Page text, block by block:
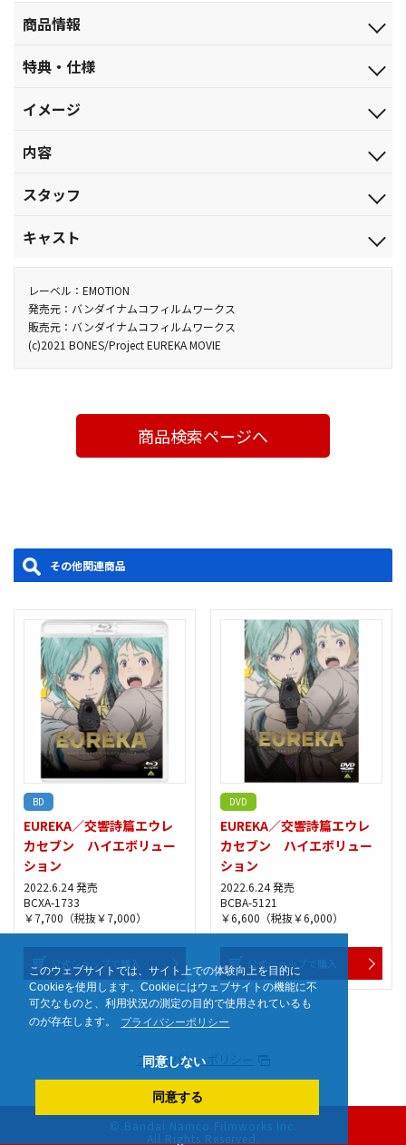
このウェブサイトでは、サイト上での体験向上を目的に
Cookieを使用します。Cookieにはウェブサイトの機能に不
可欠なものと、利用状況の測定の目的で使用されているも
のが存在します。
プライバシーポリシー
同意しない
同意する
商品情報
2022.6.24
ジャンル
劇場公開アニメ
品番
BCXA-1734
税込価格(10%)
￥11,000
税抜価格
カラー／確／251分／本編Disc：123分（本編116分+映像特典7
分）＋特典Disc：128分 本編Disc：DTS-HD Master
Audio(5.1ch)・ﾘﾆｱPCM(ｽﾃﾚｵ)／AVC／BD50G／16:9<1080p High
Definition>／ｽｺｰﾌﾟｻｲｽﾞ／日本語字幕付（ON・OFF可能） 特典
特典・仕様
■特典Disc（Blu-ray）
2021年10月28日に実施された、公開直前イベントの映像を収
出演：京田知己、名塚佳織 、遠藤璃菜 、森 雅紀（MC）
※変態紳士クラブ出演パートは一部未収録になります
2021年11月27日に実施された、舞台挨拶映像を収録！
●スタッフトークイベント映像
2021年12月22日に実施された、物語や世界観についてのスタ
ッフトークベントの映像を収録！
出演：京田知己、野村祐一、森田 繁、宮昌太朗（MC）
●パッケージCM集
遠藤璃菜(アイリス・マッケンジー役)、小清水亜
美(石井・風花・アネモネ役)
小杉十郎太(チャールズ・ビームス役)、久川 綾
(レイ・ビームス役)
■ブックレット（76P）
メインスタッフ&キャストインタビュー、作品解説コラムなど収
■コンテ本(192P)
作中のエウレカとアイリスのヨーロッパ逃避行パートを収録！
■特製ステッカー
映像特典
■特報
■本予告
■CM集
他、仕様
■キャラクターデザイン・奥村正志描き下ろしイラストを使用し
たBOX&ジャケット
イメージ
内容
エウレカが作り上げたスカブコーラル（珊瑚状の情報生命体）
その崩壊とともに、仮想世界の人々がこの地球に姿を現して10
ンアース」を、旧来の地球人類は「ブルーアース」を名乗り、水面
下でさまざまな衝突を繰り返すことになった。そしてグリーンアー
ス軍の高官デューイ・ノヴァクは、自分たちの尊厳を守るため、
仲間とともに決起し、大規模なテロ計画をついに実行へと移す。
この世界を平和に保つために生きる。それがエウレカの選んだ贖
罪の道だった。そんなエウレカに、スカブコーラルを操る能力を
持つ新たな“EUREKA”、少女アイリスを保護する命令が下る。最
製作年度：2021
スタッフ
ャラクターデザイン・作画監督：奥村正志／メインメカニックデ
ックデザイン：大河原邦男・出渕 裕・玉盛順一朗／メインデザイ
ン：上津康義・佐山善則・山根公利・柳瀬敬之・齋藤将嗣・片貝
文洋・武半慎吾／銃器設定：金子秀一／特技監督：村木 靖／メカ
作画監督：横屋健太／メインアニメーター：柿田英樹・大塚 健・
督：若林和弘／音響効果：倉橋静男／音楽：佐藤直紀／主題歌：
「Eureka (feat. kojikoji)」変態紳士クラブ(TOY’S FACTORY)／挿
入曲：「The Strength in Life」HIROSHI WATANABE／アニメー
キャスト
璃菜／石井・風花・アネモネ：小清水亜美／ホランド・ノヴァ
ク：森川智之／タルホ・ノヴァク：根谷美智子／ムーンドギー：
宮野真守／ギジェット：水沢史絵／ウォズ：チョー／チャール
ズ・ビームス：小杉十郎太／レイ・ビームス：久川 綾／エンド
ンクス：三木眞一郎／グレッグ・ベア・イーガン：銀河万丈／レ
ッド・ツゥ：千本木彩花／チャイム：潘 めぐみ／エクス・トラ：
瀬戸麻沙美／キラ・ポマト：M・A・O／末野・ラ・ティーノ：嶋
レーベル：EMOTION
発売元：バンダイナムコフィルムワークス
販売元：バンダイナムコフィルムワークス
(c)2021 BONES/Project EUREKA MOVIE
商品検索ページへ
その他関連商品
BD
EUREKA／交響詩篇エウレ
カセブン ハイエボリュー
ション
2022.6.24 発売
BCXA-1733
￥7,700（税抜￥7,000）
公式ショップで購入
DVD
EUREKA／交響詩篇エウレ
カセブン ハイエボリュー
ション
2022.6.24 発売
BCBA-5121
￥6,600（税抜￥6,000）
公式ショップで購入
プライバシーポリシー
© Bandai Namco Filmworks Inc.
All Rights Reserved.